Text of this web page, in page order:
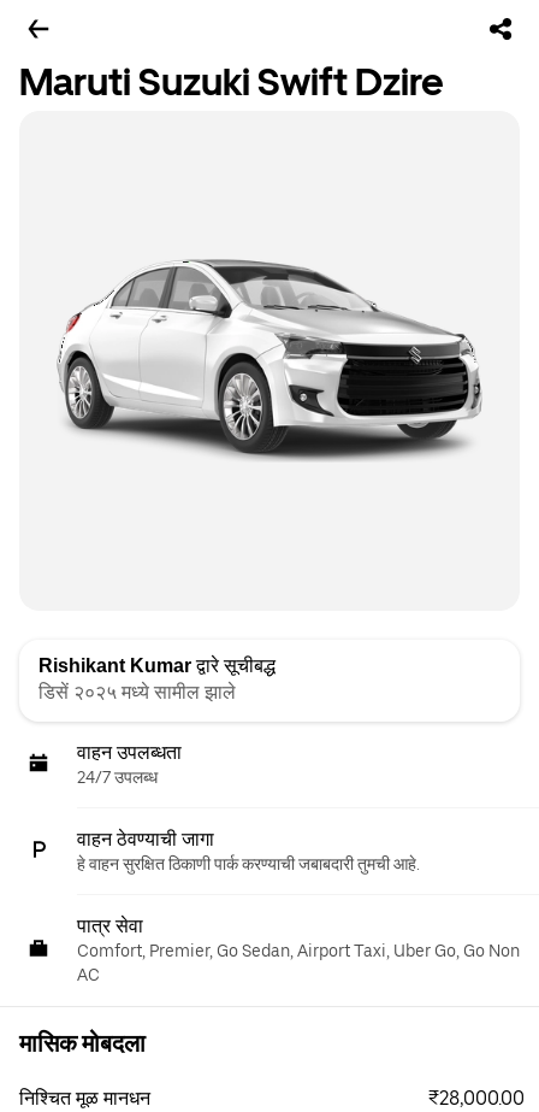
Maruti Suzuki Swift Dzire
Rishikant Kumarद्वारे सूचीबद्ध
डिसें २०२५ मध्ये सामील झाले
वाहन उपलब्धता
24/7 उपलब्ध
वाहन ठेवण्याची जागा
हे वाहन सुरक्षित ठिकाणी पार्क करण्याची जबाबदारी तुमची आहे.
पात्र सेवा
Comfort, Premier, Go Sedan, Airport Taxi, Uber Go, Go Non
AC
मासिक मोबदला
निश्चित मूळ मानधन ₹28,000.00